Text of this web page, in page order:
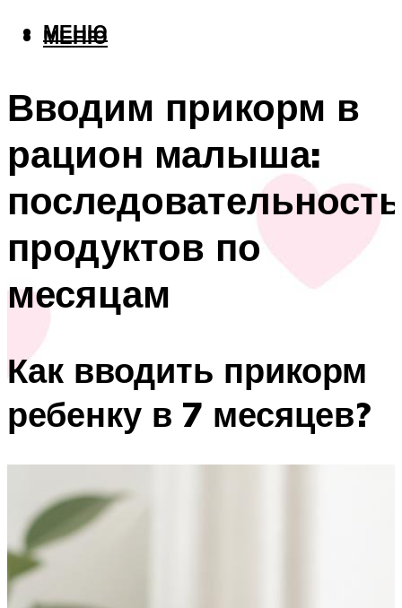
МЕНЮ
МЕНЮ
Вводим прикорм в
рацион малыша:
последовательность
продуктов по
месяцам
Как вводить прикорм
ребенку в 7 месяцев?